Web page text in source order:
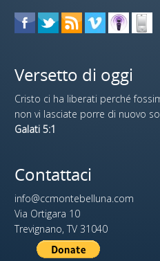
Versetto di oggi
Cristo ci ha liberati perché
non vi lasciate porre di nuovo
Galati 5:1
Contattaci
info@ccmontebelluna.com
Via Ortigara 10
Trevignano, TV 31040